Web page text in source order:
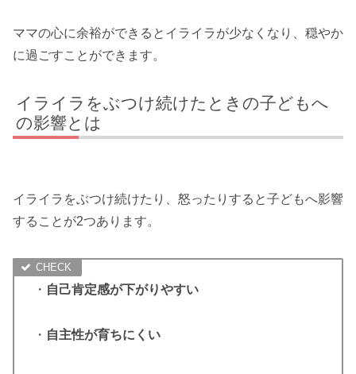
ママの心に余裕ができるとイライラが少なくなり、穏やか
に過ごすことができます。
イライラをぶつけ続けたときの子どもへ
の影響とは
イライラをぶつけ続けたり、怒ったりすると子どもへ影響
することが2つあります。
・ 自己肯定感が下がりやすい
・ 自主性が育ちにくい